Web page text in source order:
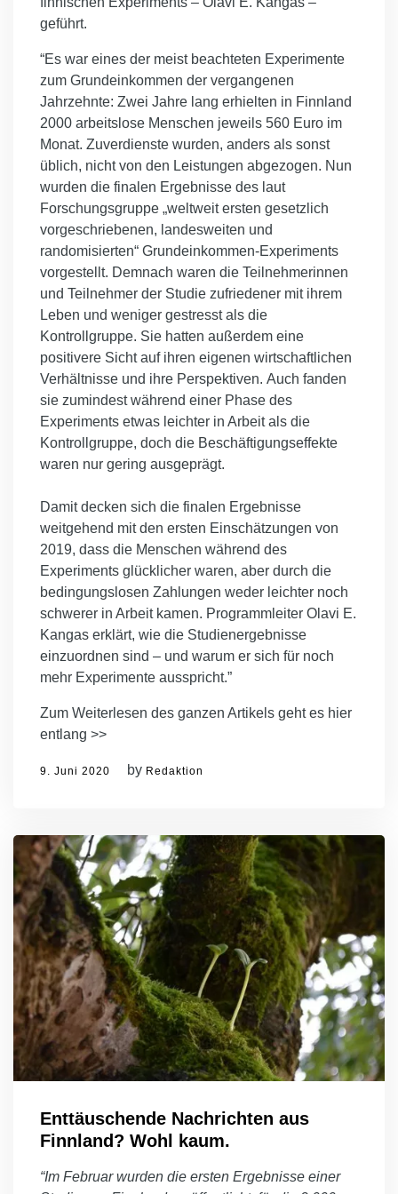
geführt.
“Es war eines der meist beachteten Experimente
zum Grundeinkommen der vergangenen
Jahrzehnte: Zwei Jahre lang erhielten in Finnland
2000 arbeitslose Menschen jeweils 560 Euro im
Monat. Zuverdienste wurden, anders als sonst
üblich, nicht von den Leistungen abgezogen. Nun
wurden die finalen Ergebnisse des laut
Forschungsgruppe „weltweit ersten gesetzlich
vorgeschriebenen, landesweiten und
randomisierten“ Grundeinkommen-Experiments
vorgestellt. Demnach waren die Teilnehmerinnen
und Teilnehmer der Studie zufriedener mit ihrem
Leben und weniger gestresst als die
Kontrollgruppe. Sie hatten außerdem eine
positivere Sicht auf ihren eigenen wirtschaftlichen
Verhältnisse und ihre Perspektiven. Auch fanden
sie zumindest während einer Phase des
Experiments etwas leichter in Arbeit als die
Kontrollgruppe, doch die Beschäftigungseffekte
waren nur gering ausgeprägt.
Damit decken sich die finalen Ergebnisse
weitgehend mit den ersten Einschätzungen von
2019, dass die Menschen während des
Experiments glücklicher waren, aber durch die
bedingungslosen Zahlungen weder leichter noch
schwerer in Arbeit kamen. Programmleiter Olavi E.
Kangas erklärt, wie die Studienergebnisse
einzuordnen sind – und warum er sich für noch
mehr Experimente ausspricht.”
Zum Weiterlesen des ganzen Artikels geht es hier
entlang >>
9. Juni 2020 by Redaktion
Enttäuschende Nachrichten aus
Finnland? Wohl kaum.
“Im Februar wurden die ersten Ergebnisse einer